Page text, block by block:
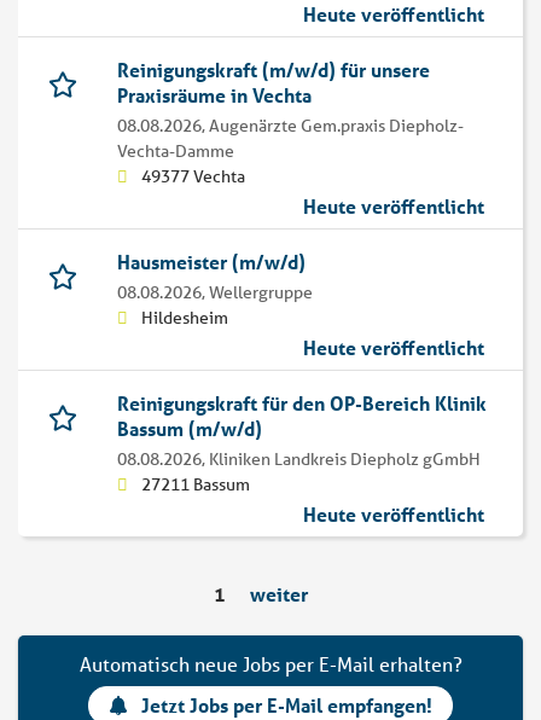
Heute veröffentlicht
Reinigungskraft (m/w/d) für unsere
Praxisräume in Vechta
08.08.2026,Augenärzte Gem.praxis Diepholz-
Vechta-Damme
49377 Vechta
Heute veröffentlicht
Hausmeister (m/w/d)
08.08.2026,Wellergruppe
Hildesheim
Heute veröffentlicht
Reinigungskraft für den OP-Bereich Klinik
Bassum (m/w/d)
08.08.2026, Kliniken Landkreis Diepholz gGmbH
27211 Bassum
Heute veröffentlicht
1 weiter
Automatisch neue Jobs per E-Mail erhalten?
Jetzt Jobs per E-Mail empfangen!